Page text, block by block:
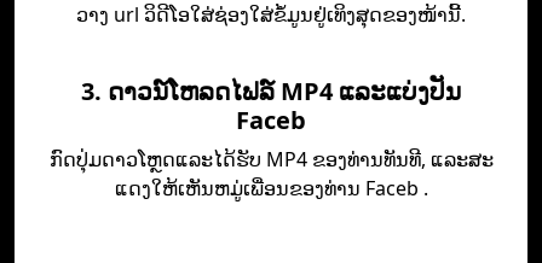
ວາງ url ວິດີໂອໃສ່ຊ່ອງໃສ່ຂໍ້ມູນຢູ່ເທິງສຸດຂອງໜ້ານີ້.
3. ດາວ​ນ​໌​ໂຫລດ​ໄຟລ​໌ MP4 ແລະ​ແບ່ງ​ປັນ
Faceb​
ກົດ​ປຸ່ມ​ດາວ​ໂຫຼດ​ແລະ​ໄດ້​ຮັບ MP4 ຂອງ​ທ່ານ​ທັນ​ທີ​, ແລະ​ສະ​
ແດງ​ໃຫ້​ເຫັນ​ຫມູ່​ເພື່ອນ​ຂອງ​ທ່ານ Faceb .